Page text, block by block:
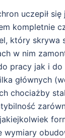
uczepił
kompletnie
który skrywa
w nim
pracy jak i
głównych
chociażby
wymiary